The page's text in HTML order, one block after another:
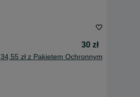
30 zł
34,55 zł z Pakietem Ochronnym